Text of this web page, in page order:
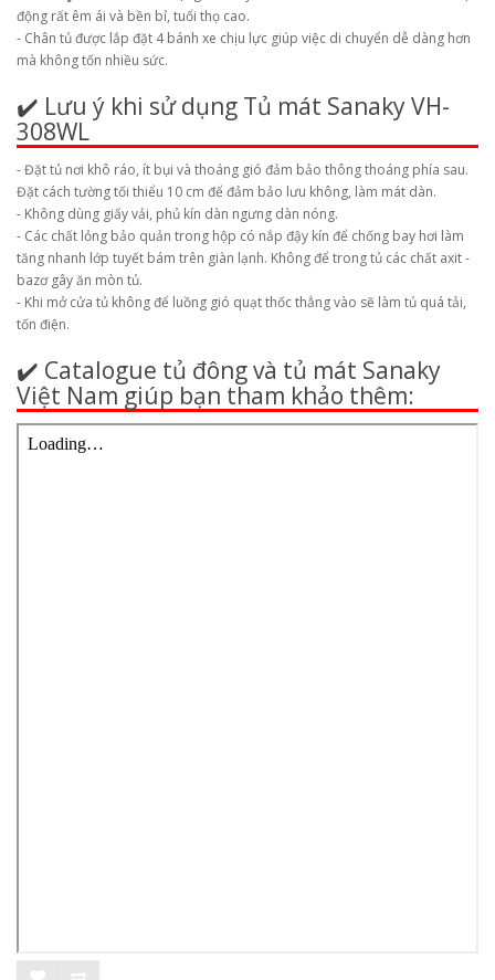
động rất êm ái và bền bỉ, tuổi thọ cao.
- Chân tủ được lắp đặt 4 bánh xe chịu lực giúp việc di chuyển dễ dàng hơn
mà không tốn nhiều sức.
✔️ Lưu ý khi sử dụng Tủ mát Sanaky VH-
308WL
- Đặt tủ nơi khô ráo, ít bụi và thoáng gió đảm bảo thông thoáng phía sau.
Đặt cách tường tối thiểu 10 cm để đảm bảo lưu không, làm mát dàn.
- Không dùng giấy vải, phủ kín dàn ngưng dàn nóng.
- Các chất lỏng bảo quản trong hộp có nắp đậy kín để chống bay hơi làm
tăng nhanh lớp tuyết bám trên giàn lạnh. Không để trong tủ các chất axit -
bazơ gây ăn mòn tủ.
- Khi mở cửa tủ không để luồng gió quạt thốc thẳng vào sẽ làm tủ quá tải,
tốn điện.
✔️ Catalogue tủ đông và tủ mát Sanaky
Việt Nam giúp bạn tham khảo thêm: